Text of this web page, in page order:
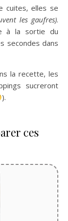
cuites, elles se
les gaufres).
à la sortie du
secondes dans
la recette, les
sucreront
).
ces